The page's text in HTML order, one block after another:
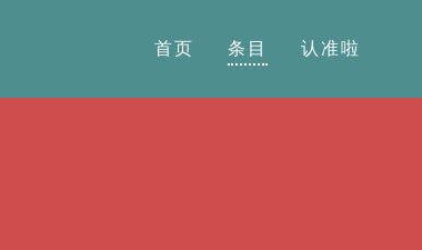
首页 条目 认准啦